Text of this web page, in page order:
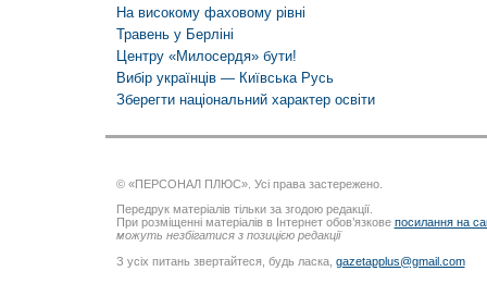
На високому фаховому рівні
Травень у Берліні
Центру «Милосердя» бути!
Вибір українців — Київська Русь
Зберегти національний характер освіти
© «ПЕРСОНАЛ ПЛЮС». Усі права застережено.
Передрук матеріалів тільки за згодою редакції.
При розміщенні матеріалів в Інтернет обов’язкове посилання на
можуть незбігатися з позицією редакції
З усіх питань звертайтеся, будь ласка, gazetapplus@gmail.com